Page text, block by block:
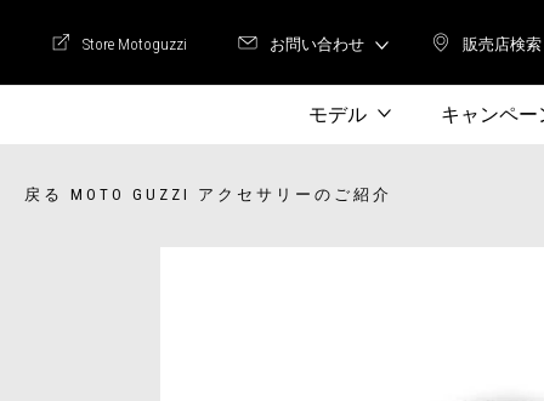
販売店
販売店検索
Store Motoguzzi
Store Motoguzzi お問い合わせ
モデル キャンペー
戻る MOTO GUZZI アクセサリーのご紹介